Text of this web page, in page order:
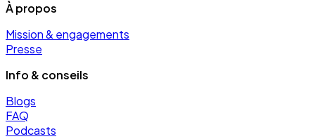
À propos
Mission & engagements
Presse
Info & conseils
Blogs
FAQ
Podcasts